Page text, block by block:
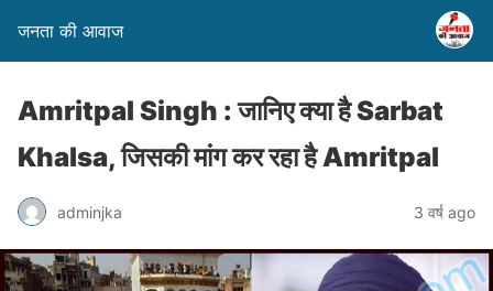
जनता की आवाज
Amritpal Singh : जानिए क्या है Sarbat
Khalsa, जिसकी मांग कर रहा है Amritpal
adminjka 3 वर्ष ago